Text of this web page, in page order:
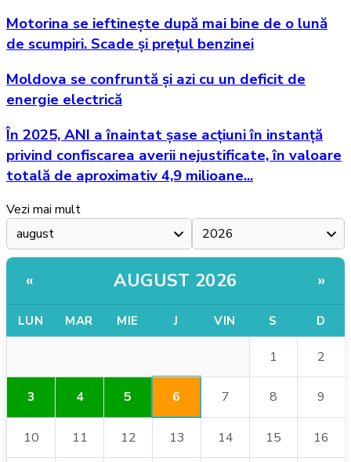
Motorina se ieftinește după mai bine de o lună
de scumpiri. Scade și prețul benzinei
Moldova se confruntă și azi cu un deficit de
energie electrică
În 2025, ANI a înaintat șase acțiuni în instanță
privind confiscarea averii nejustificate, în valoare
totală de aproximativ 4,9 milioane...
Vezi mai mult
« AUGUST 2026 »
LUN MAR MIE J VIN S D
1 2
3 4 5 6 7 8 9
10 11 12 13 14 15 16